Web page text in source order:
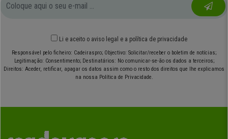
Li e aceito o aviso legal e a política de privacidade
Responsável pelo ficheiro: Cadeiraspro; Objectivo: Solicitar/receber o boletim de notícias;
Legitimação: Consentimento; Destinatários: No comunicar-se-ão os dados a terceiros;
Direitos: Aceder, retificar, apagar os datos assim como o resto dos direitos que lhe explicamos
na nossa Política de Privacidade.